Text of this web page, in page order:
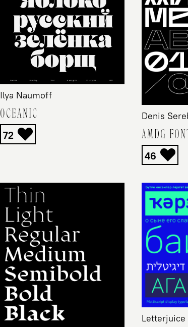
Ilya Naumoff
OCEANIC Denis
AMDG
Letterjuice